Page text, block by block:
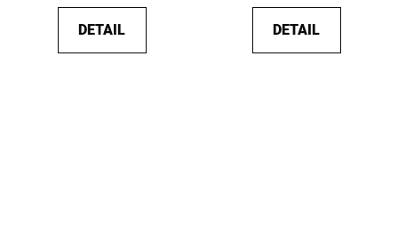
DETAIL DETAIL